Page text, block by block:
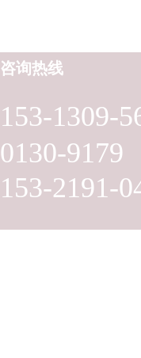
153-1309-
0130-9179
153-2191-
咨询热线